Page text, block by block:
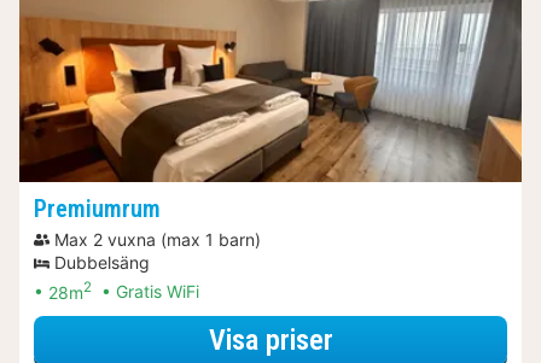
Premiumrum
Max 2 vuxna (max 1 barn)
Dubbelsäng
28m2 Gratis WiFi
Visa priserför Upgrade